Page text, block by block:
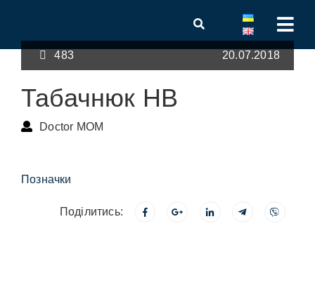
483 20.07.2018
Табачнюк НВ
Doctor MOM
Позначки
Поділитись: